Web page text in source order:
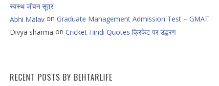
स्वस्थ जीवन सूत्र
Abhi Malav on Graduate Management Admission Test – GMAT
Divya sharma on Cricket Hindi Quotes क्रिकेट पर उद्धरण
RECENT POSTS BY BEHTARLIFE